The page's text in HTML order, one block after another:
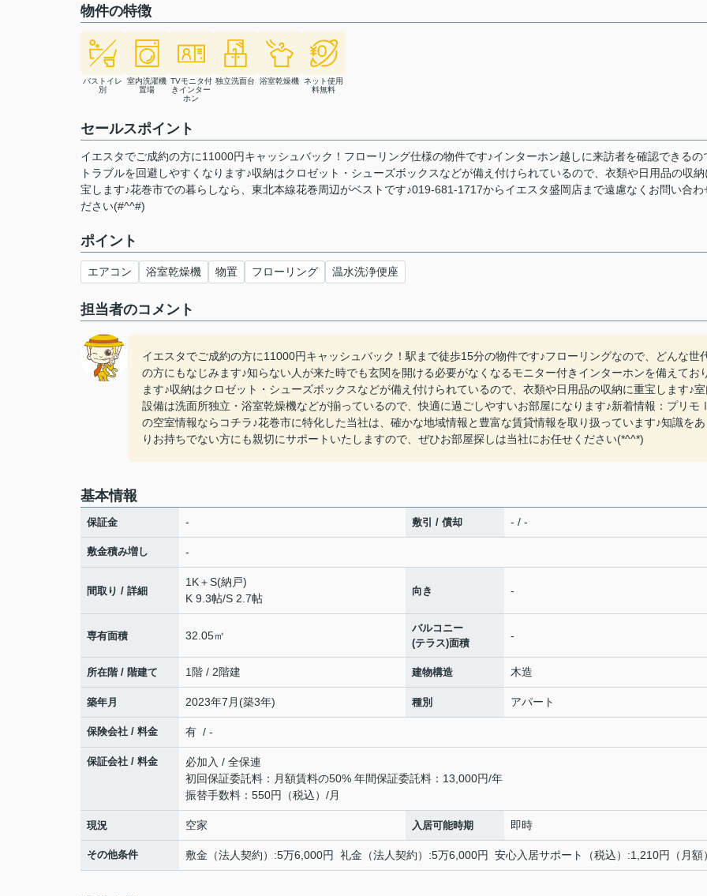
物件の特徴
バストイレ
別
室内洗濯機
置場
TVモニタ付
きインター
ホン
独立洗面台 浴室乾燥機 ネット使用
料無料
セールスポイント
イエスタでご成約の方に11000円キャッシュバック！フローリング仕様の物件です♪インターホン越しに来訪者を確認できるの
トラブルを回避しやすくなります♪収納はクロゼット・シューズボックスなどが備え付けられているので、衣類や日用品の収
宝します♪花巻市での暮らしなら、東北本線花巻周辺がベストです♪019-681-1717からイエスタ盛岡店まで遠慮なくお問い合わ
ださい(#^^#)
ポイント
エアコン 浴室乾燥機 物置 フローリング 温水洗浄便座
担当者のコメント
イエスタでご成約の方に11000円キャッシュバック！駅まで徒歩15分の物件です♪フローリングなので、どんな世
の方にもなじみます♪知らない人が来た時でも玄関を開ける必要がなくなるモニター付きインターホンを備えてお
ます♪収納はクロゼット・シューズボックスなどが備え付けられているので、衣類や日用品の収納に重宝します♪
設備は洗面所独立・浴室乾燥機などが揃っているので、快適に過ごしやすいお部屋になります♪新着情報：プリモ
の空室情報ならコチラ♪花巻市に特化した当社は、確かな地域情報と豊富な賃貸情報を取り扱っています♪知識を
りお持ちでない方にも親切にサポートいたしますので、ぜひお部屋探しは当社にお任せください(*^^*)
基本情報
保証金 - 敷引 / 償却 - / -
敷金積み増し -
間取り / 詳細
1K＋S(納戸)
K 9.3帖/S 2.7帖
向き -
専有面積 32.05㎡
バルコニー
(テラス)面積
-
所在階 / 階建て 1階 / 2階建 建物構造 木造
築年月 2023年7月(築3年) 種別 アパート
保険会社 / 料金 有 / -
保証会社 / 料金
必加入 / 全保連
初回保証委託料：月額賃料の50% 年間保証委託料：13,000円/年
振替手数料：550円（税込）/月
現況 空家 入居可能時期 即時
その他条件 敷金（法人契約）:5万6,000円 礼金（法人契約）:5万6,000円 安心入居サポート（税込）:1,210円（月額